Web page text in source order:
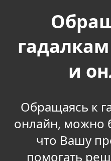
и
Обращаясь к
онлайн, можно
что Вашу
помогать